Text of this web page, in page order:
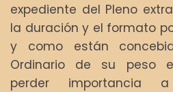
expediente del Pleno
la duración y el formato
y como están
Ordinario de su peso
perder importancia